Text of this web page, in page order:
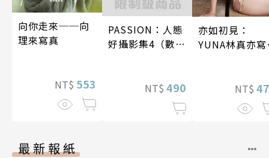
向你走來──向
理來寫真
NT$ 553
PASSION：人態
好攝影集4（數位
NT$ 490
亦如初見：
YUNA林真亦寫
NT$
最新報紙